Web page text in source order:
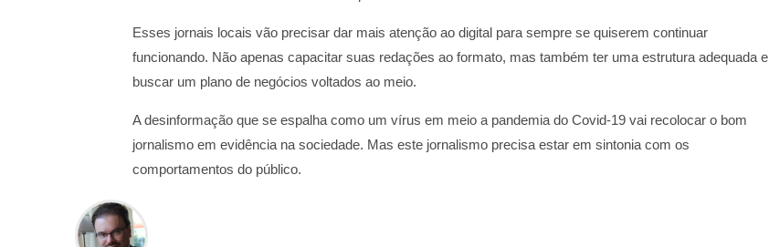
Esses jornais locais vão precisar dar mais atenção ao digital para sempre se quiserem continuar
funcionando. Não apenas capacitar suas redações ao formato, mas também ter uma estrutura adequada e
buscar um plano de negócios voltados ao meio.
A desinformação que se espalha como um vírus em meio a pandemia do Covid-19 vai recolocar o bom
jornalismo em evidência na sociedade. Mas este jornalismo precisa estar em sintonia com os
comportamentos do público.